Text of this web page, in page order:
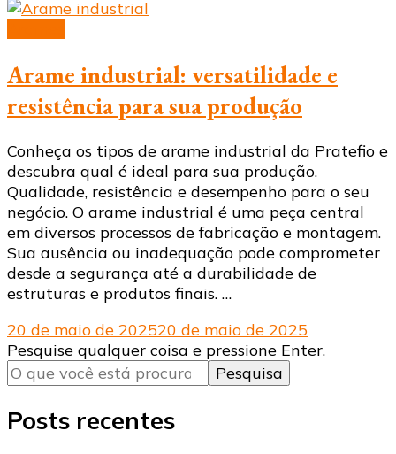
Arame industrial: versatilidade e
resistência para sua produção
Conheça os tipos de arame industrial da Pratefio e
descubra qual é ideal para sua produção.
Qualidade, resistência e desempenho para o seu
negócio. O arame industrial é uma peça central
em diversos processos de fabricação e montagem.
Sua ausência ou inadequação pode comprometer
desde a segurança até a durabilidade de
estruturas e produtos finais. …
20 de maio de 202520 de maio de 2025
Procurando
algo?
Pesquise qualquer coisa e pressione Enter.
Posts recentes